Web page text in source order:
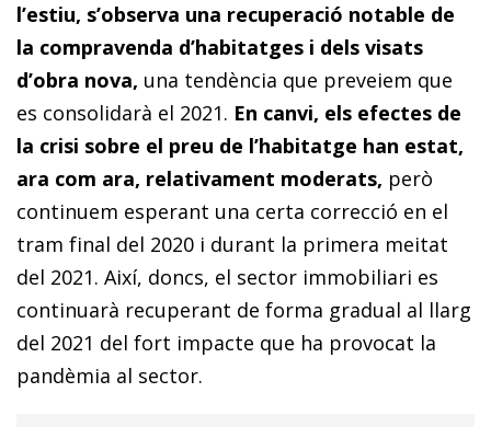
l’estiu, s’observa una recuperació notable de
la compravenda d’habitatges i dels visats
d’obra nova, una tendència que preveiem que
es consolidarà el 2021. En canvi, els efectes de
la crisi sobre el preu de l’habitatge han estat,
ara com ara, relativament moderats, però
continuem esperant una certa correcció en el
tram final del 2020 i durant la primera meitat
del 2021. Així, doncs, el sector immobiliari es
continuarà recuperant de forma gradual al llarg
del 2021 del fort impacte que ha provocat la
pandèmia al sector.